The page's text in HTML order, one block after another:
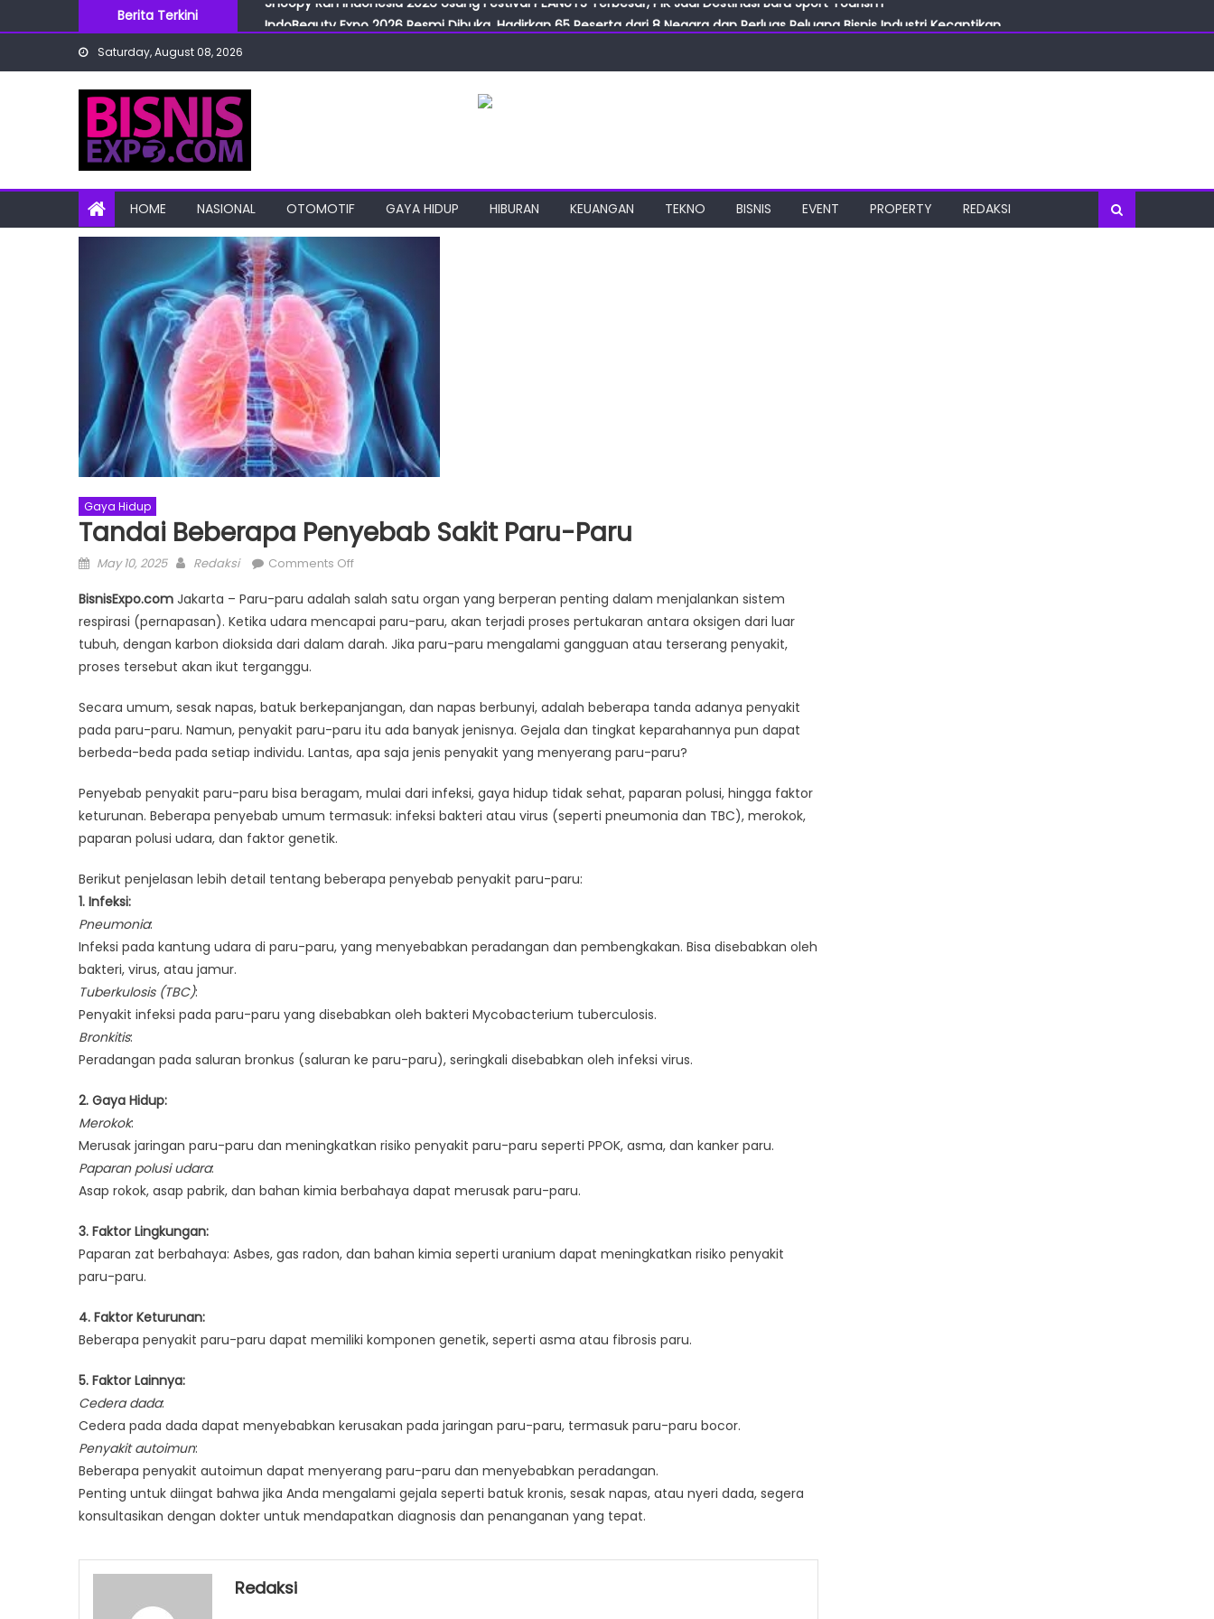
to
Berita Terkini
IndoBeauty Expo 2026 Resmi Dibuka, Hadirkan 65 Peserta dari 8 Negara dan Perluas Peluang Bisnis Industri Kecantikan
Snoopy Run Indonesia 2026 Usung Festival PEANUTS Terbesar, PIK Jadi Destinasi Baru Sport Tourism
Saturday, August 08, 2026
HOME NASIONAL OTOMOTIF GAYA HIDUP HIBURAN KEUANGAN TEKNO BISNIS EVENT PROPERTY REDAKSI
Gaya Hidup
Tandai Beberapa Penyebab Sakit Paru-Paru
Posted
May 10, 2025 Author
Redaksi Comments Offon
Beberapa
Penyebab
Sakit
BisnisExpo.com Jakarta – Paru-paru adalah salah satu organ yang berperan penting dalam menjalankan sistem
respirasi (pernapasan). Ketika udara mencapai paru-paru, akan terjadi proses pertukaran antara oksigen dari luar
tubuh, dengan karbon dioksida dari dalam darah. Jika paru-paru mengalami gangguan atau terserang penyakit,
proses tersebut akan ikut terganggu.
Secara umum, sesak napas, batuk berkepanjangan, dan napas berbunyi, adalah beberapa tanda adanya penyakit
pada paru-paru. Namun, penyakit paru-paru itu ada banyak jenisnya. Gejala dan tingkat keparahannya pun dapat
berbeda-beda pada setiap individu. Lantas, apa saja jenis penyakit yang menyerang paru-paru?
Penyebab penyakit paru-paru bisa beragam, mulai dari infeksi, gaya hidup tidak sehat, paparan polusi, hingga faktor
keturunan. Beberapa penyebab umum termasuk: infeksi bakteri atau virus (seperti pneumonia dan TBC), merokok,
paparan polusi udara, dan faktor genetik.
Berikut penjelasan lebih detail tentang beberapa penyebab penyakit paru-paru:
1. Infeksi:
Pneumonia:
Infeksi pada kantung udara di paru-paru, yang menyebabkan peradangan dan pembengkakan. Bisa disebabkan oleh
bakteri, virus, atau jamur.
Tuberkulosis (TBC):
Penyakit infeksi pada paru-paru yang disebabkan oleh bakteri Mycobacterium tuberculosis.
Bronkitis:
Peradangan pada saluran bronkus (saluran ke paru-paru), seringkali disebabkan oleh infeksi virus.
2. Gaya Hidup:
Merokok:
Merusak jaringan paru-paru dan meningkatkan risiko penyakit paru-paru seperti PPOK, asma, dan kanker paru.
Paparan polusi udara:
Asap rokok, asap pabrik, dan bahan kimia berbahaya dapat merusak paru-paru.
3. Faktor Lingkungan:
Paparan zat berbahaya: Asbes, gas radon, dan bahan kimia seperti uranium dapat meningkatkan risiko penyakit
paru-paru.
4. Faktor Keturunan:
Beberapa penyakit paru-paru dapat memiliki komponen genetik, seperti asma atau fibrosis paru.
5. Faktor Lainnya:
Cedera dada:
Cedera pada dada dapat menyebabkan kerusakan pada jaringan paru-paru, termasuk paru-paru bocor.
Penyakit autoimun:
Beberapa penyakit autoimun dapat menyerang paru-paru dan menyebabkan peradangan.
Penting untuk diingat bahwa jika Anda mengalami gejala seperti batuk kronis, sesak napas, atau nyeri dada, segera
konsultasikan dengan dokter untuk mendapatkan diagnosis dan penanganan yang tepat.
Redaksi